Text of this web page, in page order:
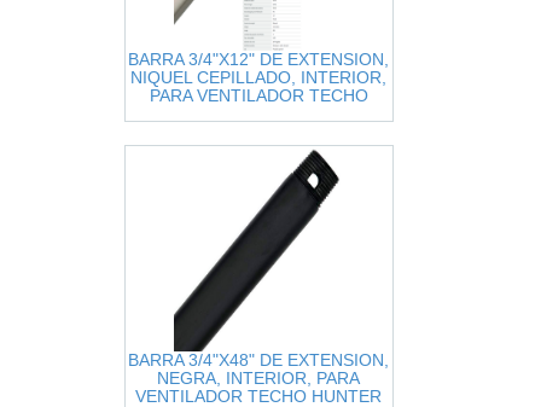
BARRA 3/4"X12" DE EXTENSION,
NIQUEL CEPILLADO, INTERIOR,
PARA VENTILADOR TECHO
BARRA 3/4"X48" DE EXTENSION,
NEGRA, INTERIOR, PARA
VENTILADOR TECHO HUNTER